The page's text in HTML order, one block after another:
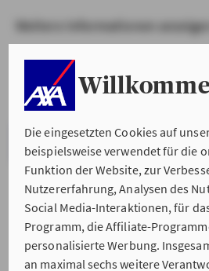
Die eingesetzten Cookies auf
beispielsweise verwendet für die
Funktion der Website, zur
Nutzererfahrung, Analysen des
Social Media-Interaktionen, für
Programm, die Affiliate-
personalisierte Werbung.
an maximal sechs weitere
Weitere Informationen anzeigen
VERSTANDEN &